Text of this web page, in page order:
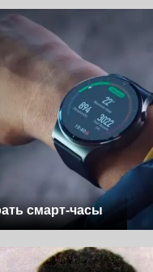
смарт-часы